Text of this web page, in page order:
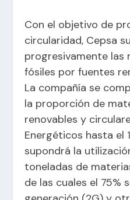
Con el objetivo de
circularidad, Cepsa
progresivamente las
fósiles por fuentes
La compañía se
la proporción de
renovables y
Energéticos hasta el
supondrá la
toneladas de
de las cuales el 75%